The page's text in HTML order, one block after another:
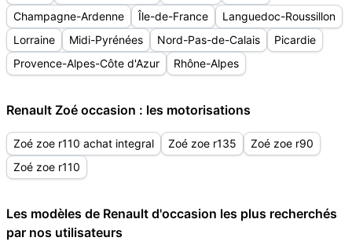
Champagne-Ardenne
Île-de-France
Languedoc-Roussillon
Lorraine
Midi-Pyrénées Nord-Pas-de-Calais
Picardie
Provence-Alpes-Côte d'Azur
Rhône-Alpes
Renault Zoé occasion : les motorisations
Zoé zoe r110 achat integral Zoé zoe r135
Zoé zoe r90
Zoé zoe r110
Les modèles de Renault d'occasion les plus recherchés
par nos utilisateurs